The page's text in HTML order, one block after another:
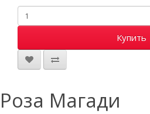
Купить
Роза Магади